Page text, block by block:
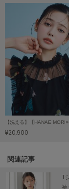
LILY BROWN
リリーブラウン
LILY BROWN Lingerie
リリーブラウンランジ
LITTLE UNION TOKYO
リトルユニオン トウ
made of Organics
メイドオブオーガニクス
ミチュ コケット
MIESROHE
ミースロエ
¥20,900
関連記事
T